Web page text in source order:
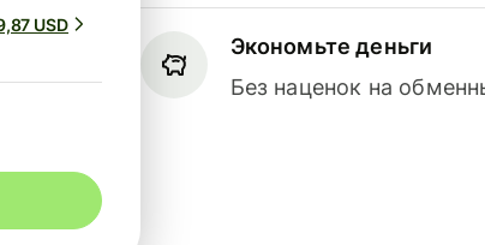
Экономьте деньги
Без наценок на
USD